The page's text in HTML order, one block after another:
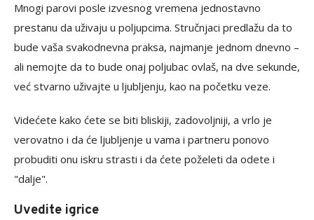
Mnogi parovi posle izvesnog vremena jednostavno
prestanu da uživaju u poljupcima. Stručnjaci predlažu da to
bude vaša svakodnevna praksa, najmanje jednom dnevno –
ali nemojte da to bude onaj poljubac ovlaš, na dve sekunde,
već stvarno uživajte u ljubljenju, kao na početku veze.
Videćete kako ćete se biti bliskiji, zadovoljniji, a vrlo je
verovatno i da će ljubljenje u vama i partneru ponovo
probuditi onu iskru strasti i da ćete poželeti da odete i
"dalje".
Uvedite igrice